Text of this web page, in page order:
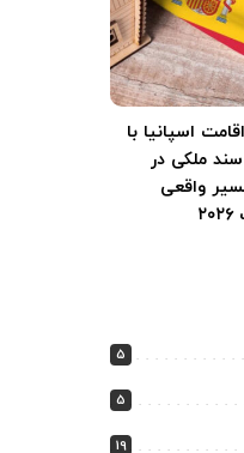
اسپانیا با
ملکی در
واقعی
5
5
19